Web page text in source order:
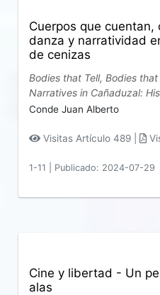
Cuerpos que cuentan,
danza y narratividad
de cenizas
Bodies that Tell, Bodies
Narratives in Cañaduzal:
Conde Juan Alberto
Visitas Artículo 489 |
1-11 Publicado: 2024-07-29
Cine y libertad - Un
alas